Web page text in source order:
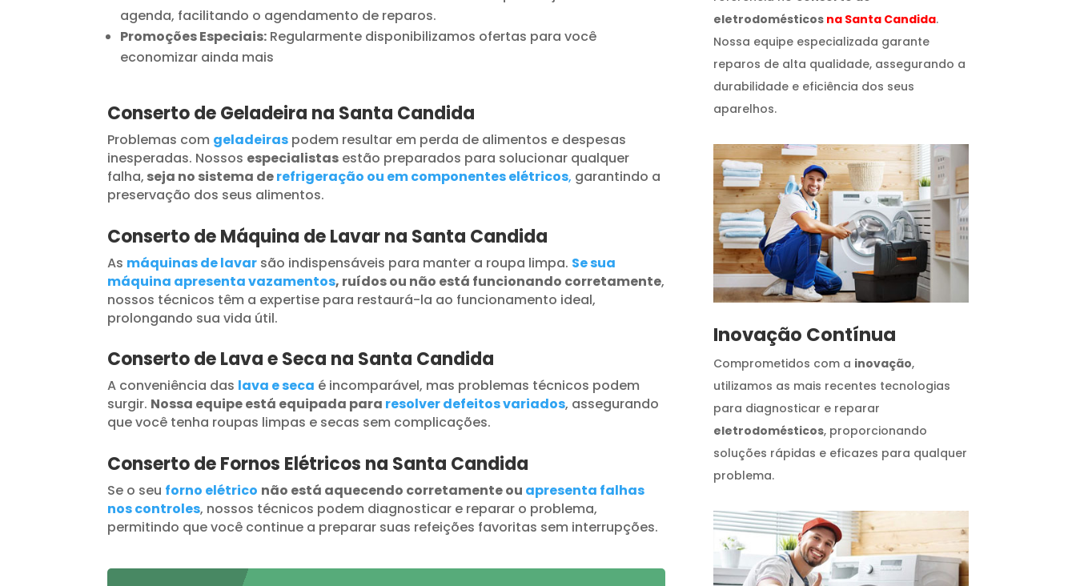
agenda, facilitando o agendamento de reparos.
Promoções Especiais: Regularmente disponibilizamos ofertas para você
economizar ainda mais
Conserto de Geladeira na Santa Candida
Problemas com geladeiras podem resultar em perda de alimentos e despesas
inesperadas. Nossos especialistas estão preparados para solucionar qualquer
falha, seja no sistema derefrigeração ou em componentes elétricos, garantindo a
preservação dos seus alimentos.
Conserto de Máquina de Lavar na Santa Candida
As máquinas de lavar são indispensáveis para manter a roupa limpa. Se sua
máquina apresenta vazamentos, ruídos ou não está funcionando corretamente,
nossos técnicos têm a expertise para restaurá-la ao funcionamento ideal,
prolongando sua vida útil.
Conserto de Lava e Seca na Santa Candida
A conveniência das lava e seca é incomparável, mas problemas técnicos podem
surgir. Nossa equipe está equipada para resolver defeitos variados, assegurando
que você tenha roupas limpas e secas sem complicações.
Conserto de Fornos Elétricos na Santa Candida
Se o seu forno elétrico não está aquecendo corretamente ou apresenta falhas
nos controles, nossos técnicos podem diagnosticar e reparar o problema,
permitindo que você continue a preparar suas refeições favoritas sem interrupções.
eletrodomésticos na Santa Candida.
Nossa equipe especializada garante
reparos de alta qualidade, assegurando a
durabilidade e eficiência dos seus
aparelhos.
Inovação Contínua
Comprometidos com a inovação,
utilizamos as mais recentes tecnologias
para diagnosticar e reparar
eletrodomésticos, proporcionando
soluções rápidas e eficazes para qualquer
problema.